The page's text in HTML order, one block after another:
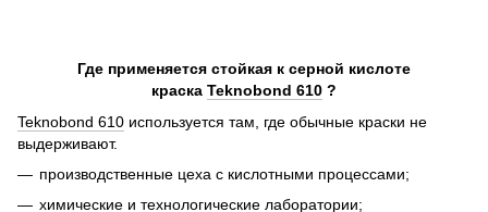
Где применяется стойкая к серной кислоте
краска Teknobond 610 ?
Teknobond 610 используется там, где обычные краски не
выдерживают.
производственные цеха с кислотными процессами;
химические и технологические лаборатории;